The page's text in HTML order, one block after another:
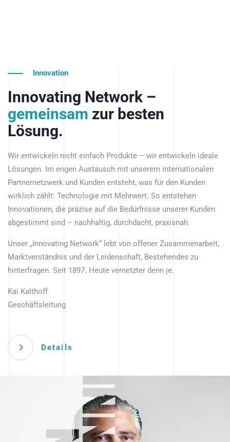
Innovation
Innovating Network –
gemeinsam zur besten
Lösung.
Wir entwickeln nicht einfach Produkte – wir entwickeln ideale
Lösungen. Im engen Austausch mit unserem internationalen
Partnernetzwerk und Kunden entsteht, was für den Kunden
wirklich zählt: Technologie mit Mehrwert. So entstehen
Innovationen, die präzise auf die Bedürfnisse unserer Kunden
abgestimmt sind – nachhaltig, durchdacht, praxisnah.
Unser „Innovating Network“ lebt von offener Zusammenarbeit,
Marktverständnis und der Leidenschaft, Bestehendes zu
hinterfragen. Seit 1897. Heute vernetzter denn je.
Kai Kalthoff
Geschäftsleitung
Details